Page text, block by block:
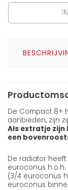
Q
De Compact 8+
aanbieden, zijn
Als extratje zijn
een
De radiator
euroconus
(3/4 euroconus
euroconus